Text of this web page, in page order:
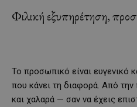
Φιλική εξυπηρέτηση,
Το προσωπικό είναι ευγενικό
που κάνει τη διαφορά. Από την
και χαλαρά — σαν να έχεις